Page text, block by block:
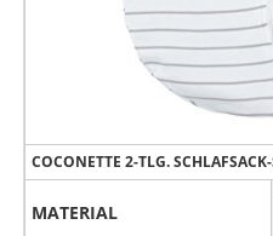
COCONETTE 2-TLG.
MATERIAL